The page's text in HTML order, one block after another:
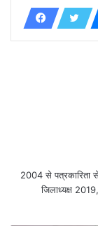
2004 से
जिलाध्यक्ष